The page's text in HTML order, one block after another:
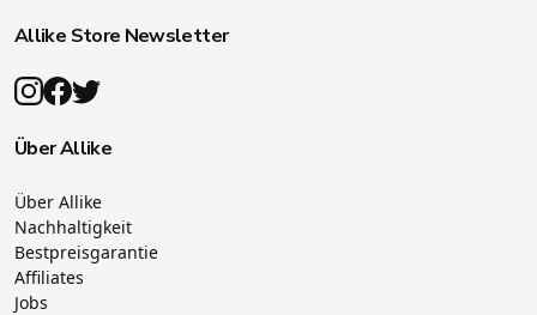
Allike Store Newsletter
Über Allike
Über Allike
Nachhaltigkeit
Bestpreisgarantie
Affiliates
Jobs